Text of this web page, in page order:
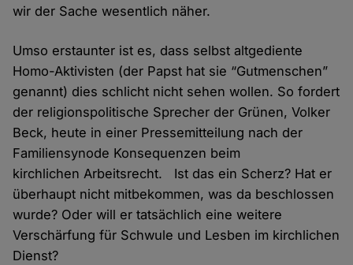
wir der Sache wesentlich näher.
Umso erstaunter ist es, dass selbst altgediente
Homo-Aktivisten (der Papst hat sie “Gutmenschen”
genannt) dies schlicht nicht sehen wollen. So fordert
der religionspolitische Sprecher der Grünen, Volker
Beck, heute in einer Pressemitteilung nach der
Familiensynode Konsequenzen beim
kirchlichen Arbeitsrecht. Ist das ein Scherz? Hat er
überhaupt nicht mitbekommen, was da beschlossen
wurde? Oder will er tatsächlich eine weitere
Verschärfung für Schwule und Lesben im kirchlichen
Dienst?